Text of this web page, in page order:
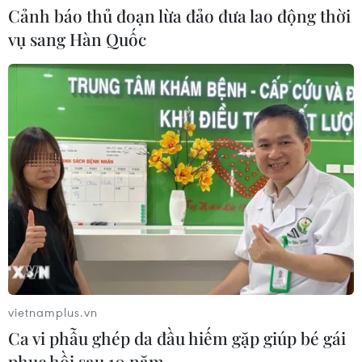
Xem thêm
CƠ QUAN CHỦ QUẢN: THÔNG TẤN XÃ VIỆT NAM
Tổng Biên tập: TRẦN TIẾN DUẨN
Phó Tổng Biên tập: NGUYỄN THỊ TÁM, KHÚC THANH
THỦY
Sở hữu trí tuệ
RSS
Hỗ trợ
Cảnh báo thủ đoạn lừa đảo đưa lao động thời
vụ sang Hàn Quốc
vietnamplus.vn
Ca vi phẫu ghép da đầu hiếm gặp giúp bé gái